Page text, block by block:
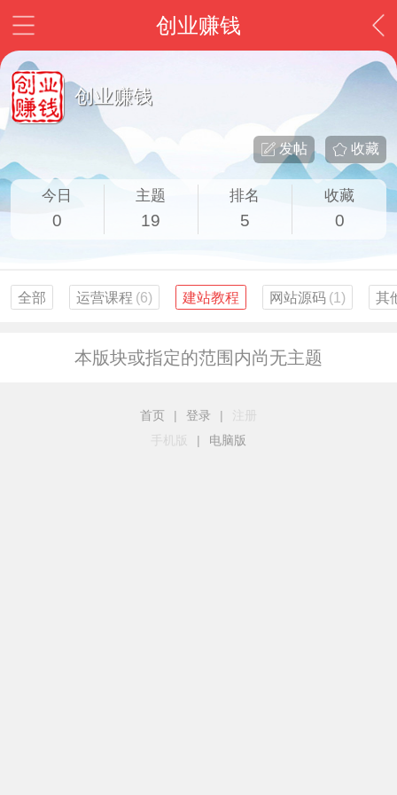
创业赚钱
创业赚钱
收藏
发帖
今日
0
主题
19
排名
5
收藏
0
全部 运营课程 (6) 建站教程 网站源码 (1) 其
本版块或指定的范围内尚无主题
首页 | 登录 |
手机版
| 电脑版